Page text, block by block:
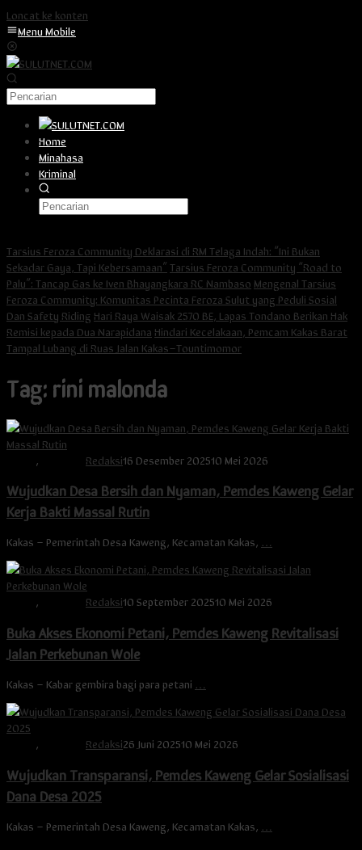
Loncat ke konten
Menu Mobile
Home
Minahasa
Kriminal
Tarsius Feroza Community Deklarasi di RM Telaga Indah: “Ini Bukan
Sekadar Gaya, Tapi Kebersamaan” Tarsius Feroza Community “Road to
Palu”: Tancap Gas ke Iven Bhayangkara RC Nambaso Mengenal Tarsius
Feroza Community: Komunitas Pecinta Feroza Sulut yang Peduli Sosial
Dan Safety Riding Hari Raya Waisak 2570 BE, Lapas Tondano Berikan Hak
Remisi kepada Dua Narapidana Hindari Kecelakaan, Pemcam Kakas Barat
Tampal Lubang di Ruas Jalan Kakas–Tountimomor
Tag:rini malonda
, Redaksi16 Desember 202510 Mei 2026
Wujudkan Desa Bersih dan Nyaman, Pemdes Kaweng Gelar
Kerja Bakti Massal Rutin
Kakas – Pemerintah Desa Kaweng, Kecamatan Kakas, …
, Redaksi10 September 202510 Mei 2026
Buka Akses Ekonomi Petani, Pemdes Kaweng Revitalisasi
Jalan Perkebunan Wole
Kakas – Kabar gembira bagi para petani …
, Redaksi26 Juni 202510 Mei 2026
Wujudkan Transparansi, Pemdes Kaweng Gelar Sosialisasi
Dana Desa 2025
Kakas – Pemerintah Desa Kaweng, Kecamatan Kakas, …